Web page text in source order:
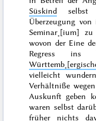
Süskind selbst
Überzeugung
Seminar˖[ium]
wovon der Eine
Regress ins
vielleicht
Verhältniße
Auskunft geben
waren selbst
früher nichts